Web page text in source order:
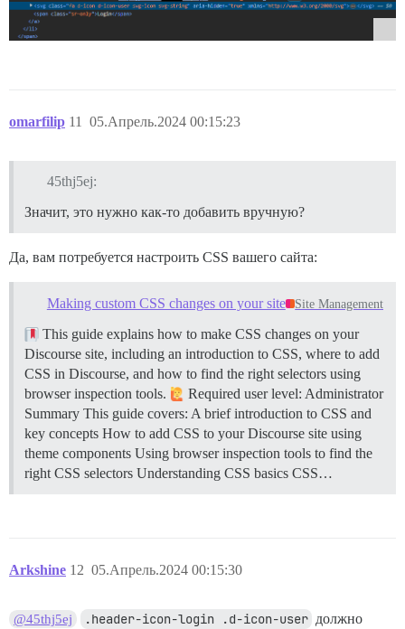
omarfilip 05.Апрель.2024 00:15:23
11
45thj5ej:
Значит, это нужно как-то добавить вручную?
Да, вам потребуется настроить CSS вашего сайта:
Making custom CSS changes on your site Site Management
This guide explains how to make CSS changes on your
Discourse site, including an introduction to CSS, where to add
CSS in Discourse, and how to find the right selectors using
browser inspection tools.
Required user level: Administrator
Summary This guide covers: A brief introduction to CSS and
key concepts How to add CSS to your Discourse site using
theme components Using browser inspection tools to find the
right CSS selectors Understanding CSS basics CSS…
Arkshine 05.Апрель.2024 00:15:30
12
@45thj5ej .header-icon-login .d-icon-user должно